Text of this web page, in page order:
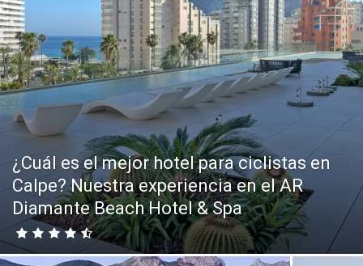
My
Eyes
¿Cuál es el mejor hotel para ciclistas en
Calpe? Nuestra experiencia en el AR
Diamante Beach Hotel & Spa